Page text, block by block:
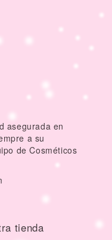
asegurada en
a su
de Cosméticos
tienda